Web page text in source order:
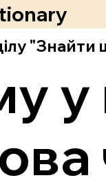
"Знайти
у